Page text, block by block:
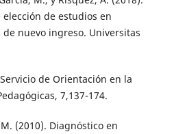
de estudios en
nuevo ingreso. Universitas
de Orientación en la
7,137-174.
(2010). Diagnóstico en